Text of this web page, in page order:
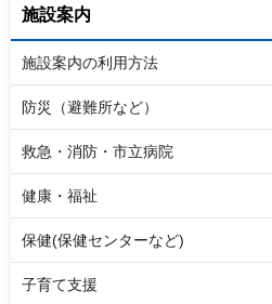
施設案内
施設案内の利用方法
防災（避難所など）
救急・消防・市立病院
健康・福祉
保健(保健センターなど)
子育て支援